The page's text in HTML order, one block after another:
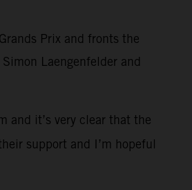
Prix and fronts the
Laengenfelder and
and it’s very clear that the
support and I’m hopeful